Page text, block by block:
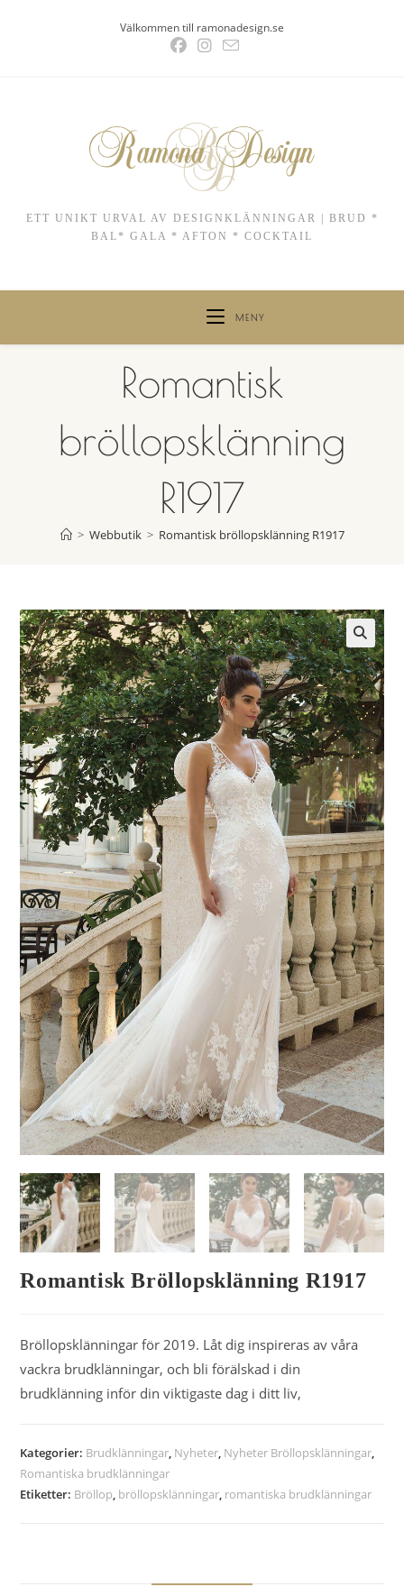
Välkommen till ramonadesign.se
ETT UNIKT URVAL AV DESIGNKLÄNNINGAR | BRUD *
BAL* GALA * AFTON * COCKTAIL
MENY
Romantisk
bröllopsklänning
R1917
> Webbutik > Romantisk bröllopsklänning R1917
Romantisk Bröllopsklänning R1917
Bröllopsklänningar för 2019. Låt dig inspireras av våra
vackra brudklänningar, och bli förälskad i din
brudklänning inför din viktigaste dag i ditt liv,
Kategorier: Brudklänningar, Nyheter, Nyheter Bröllopsklänningar,
Romantiska brudklänningar
Etiketter: Bröllop, bröllopsklänningar, romantiska brudklänningar